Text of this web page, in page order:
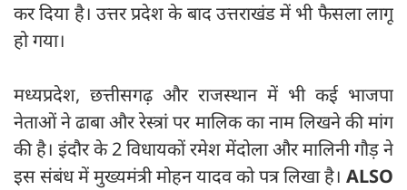
कर दिया है। उत्तर प्रदेश के बाद उत्तराखंड में भी फैसला लागू
हो गया।
मध्यप्रदेश, छत्तीसगढ़ और राजस्थान में भी कई भाजपा
नेताओं ने ढाबा और रेस्त्रां पर मालिक का नाम लिखने की मांग
की है। इंदौर के 2 विधायकों रमेश मेंदोला और मालिनी गौड़ ने
इस संबंध में मुख्‍यमंत्री मोहन यादव को पत्र लिखा है। ALSO